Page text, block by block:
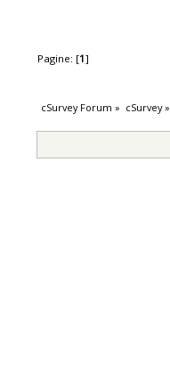
Pagine: [1]
cSurvey Forum » cSurvey»